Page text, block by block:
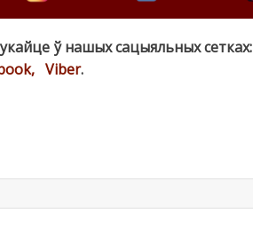
ў нашых сацыяльных сетках:
Viber.